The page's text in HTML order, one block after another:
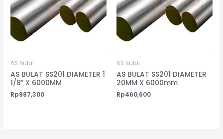
AS Bulat
AS BULAT SS201 DIAMETER 1
1/8″ X 6000MM
Rp987,300
AS Bulat
AS BULAT SS201 DIAMETER
20MM X 6000mm
Rp460,600